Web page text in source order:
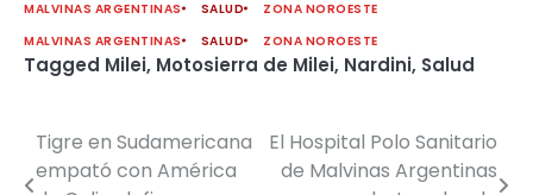
MALVINAS ARGENTINAS SALUD
ZONA NOROESTE
MALVINAS ARGENTINAS
SALUD ZONA NOROESTE
Tagged Milei, Motosierra de Milei, Nardini, Salud
Navegación
Tigre en Sudamericana
empató con América
El Hospital Polo Sanitario
de Malvinas Argentinas